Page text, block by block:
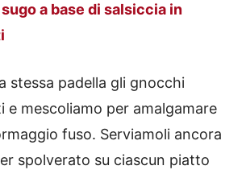
a base di salsiccia in
stessa padella gli gnocchi
e mescoliamo per amalgamare
fuso. Serviamoli ancora
spolverato su ciascun piatto